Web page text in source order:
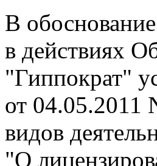
В обоснование
в действиях
"Гиппократ"
от 04.05.2011
видов
"О